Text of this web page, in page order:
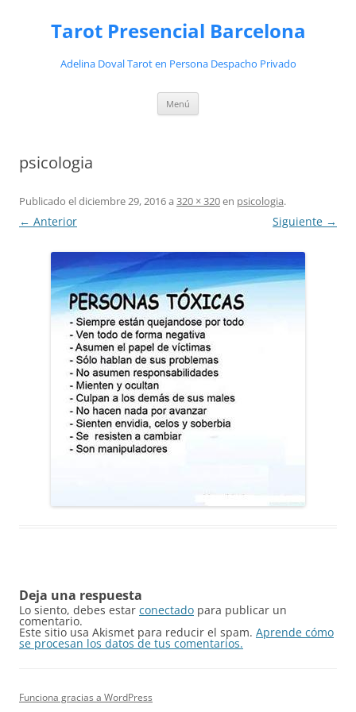
contenidoTarot Presencial Barcelona
Adelina Doval Tarot en Persona Despacho Privado
Menú
psicologia
Publicado eldiciembre 29, 2016a 320 × 320en psicologia.
← Anterior Siguiente →
Deja una respuesta
Lo siento, debes estar conectado para publicar un
comentario.
Este sitio usa Akismet para reducir el spam. Aprende cómo
se procesan los datos de tus comentarios.
Funciona gracias a WordPress